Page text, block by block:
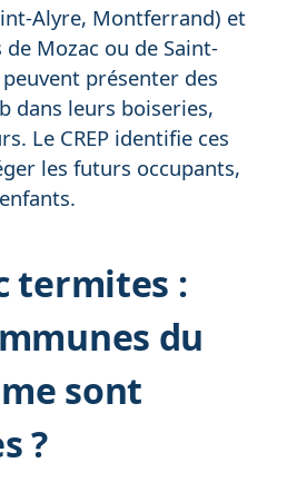
Alyre, Montferrand) et
Mozac ou de Saint-
présenter des
dans leurs boiseries,
Le CREP identifie ces
les futurs occupants,
termites :
du
sont
?